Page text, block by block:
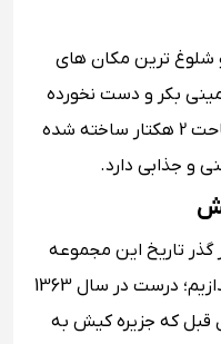
و شلوغ ‌ترین مکان‌ های
بکر و دست نخورده
با پوشش گیاهی گوناگونی به مساحت 2 هکتار ساخته شده
و جذابی دارد.
تاریخ این مجموعه
بیندازیم؛ درست در سال 1363
یعنی حدود 34 سال قبل که جزیره کیش به